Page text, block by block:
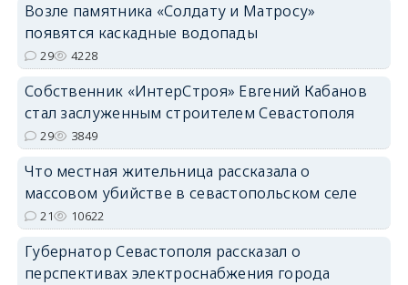
Возле памятника «Солдату и Матросу»
появятся каскадные водопады
29 4228
Собственник «ИнтерСтроя» Евгений Кабанов
стал заслуженным строителем Севастополя
29 3849
Что местная жительница рассказала о
массовом убийстве в севастопольском селе
21 10622
Губернатор Севастополя рассказал о
перспективах электроснабжения города